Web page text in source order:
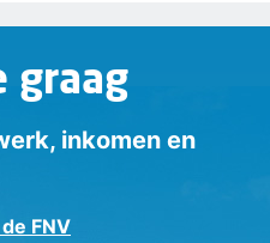
graag
inkomen en
FNV